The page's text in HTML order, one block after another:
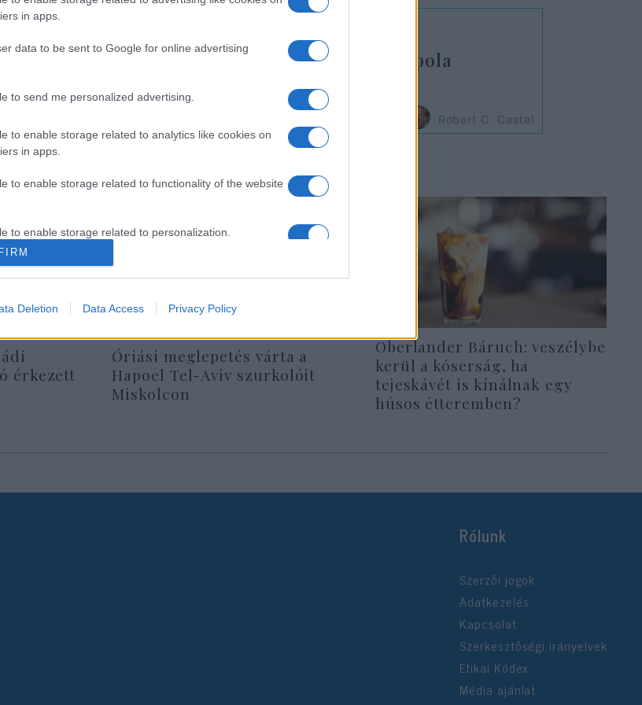
in apps.
data to be sent to Google for online advertising
to send me personalized advertising.
to enable storage related to analytics like cookies on
in apps.
to enable storage related to functionality of the website
to enable storage related to personalization.
to enable storage related to security, including
Deletion Data Access Privacy Policy
Davkaszt: Magyarország izraeli Vaskupola
Robert C. Castel
érkezett
Óriási meglepetés várta a
Hapoel Tel-Aviv szurkolóit
Miskolcon
Oberlander Báruch: veszélybe
kerül a kóserság, ha
tejeskávét is kínálnak egy
húsos étteremben?
Rólunk
Szerzői jogok
Adatkezelés
Kapcsolat
Szerkesztőségi irányelvek
Etikai Kódex
Média ajánlat